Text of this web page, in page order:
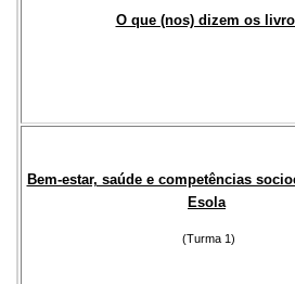
O que (nos) dizem os
Bem-estar, saúde e competências
Esola
(Turma 1)